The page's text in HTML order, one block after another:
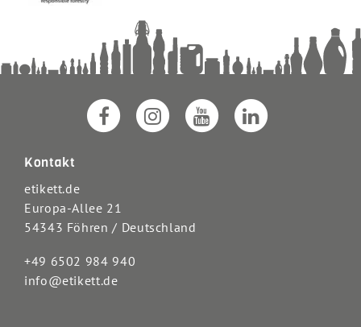
Kontakt
etikett.de
Europa-Allee 21
54343 Föhren / Deutschland
+49 6502 984 940
info@etikett.de